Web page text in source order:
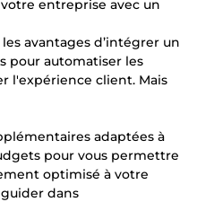
votre entreprise avec un
avantages d’intégrer un
pour automatiser les
l'expérience client. Mais
adaptées à
pour vous permettre
optimisé à votre
dans